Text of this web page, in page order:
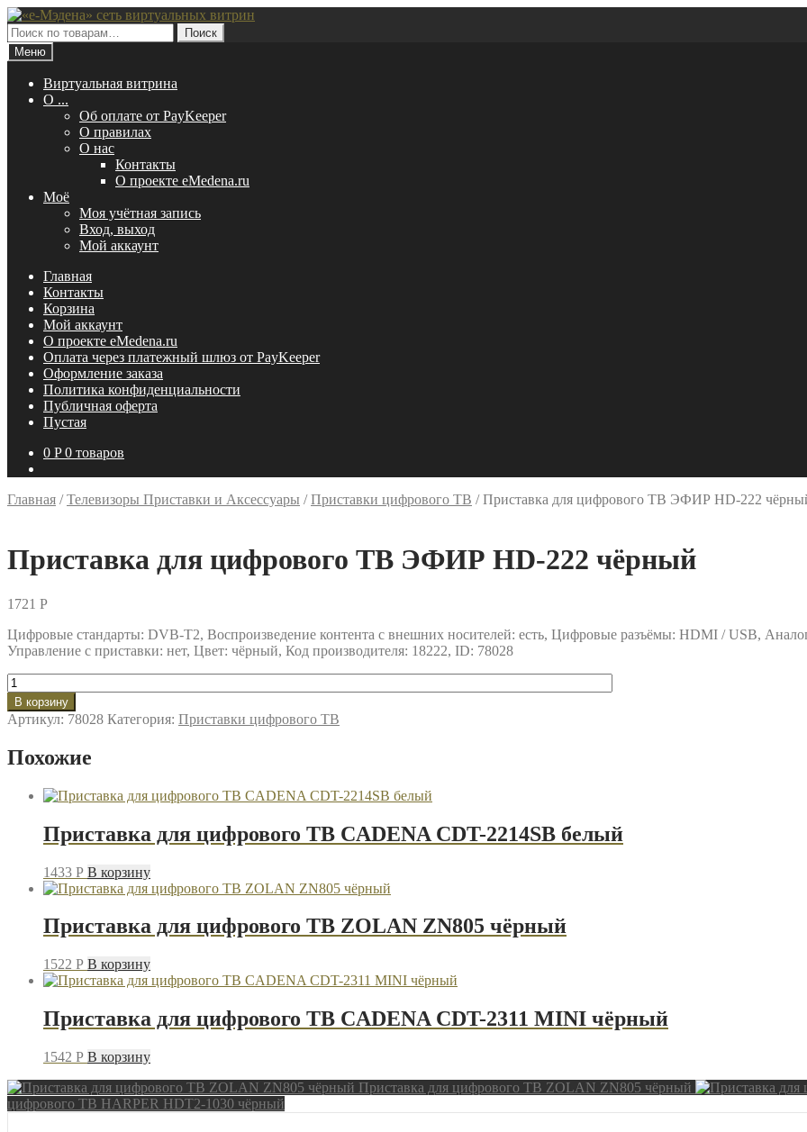
Перейти
к
навигации
Перейти
к
содержимому
Искать:
Поиск
Меню
Виртуальная витрина
O ...
Об оплате от PayKeeper
О правилах
О нас
Контакты
О проекте eMedena.ru
Моё
Моя учётная запись
Вход, выход
Мой аккаунт
Главная
Контакты
Корзина
Мой аккаунт
О проекте eMedena.ru
Оплата через платежный шлюз от PayKeeper
Оформление заказа
Политика конфиденциальности
Публичная оферта
Пустая
0 P 0 товаров
Главная /Телевизоры Приставки и Аксессуары /Приставки цифрового ТВ /Приставка для цифрового ТВ ЭФИР HD-222
Приставка для цифрового ТВ ЭФИР HD-222 чёрный
1721 P
Цифровые стандарты: DVB-T2, Воспроизведение контента с внешних носителей: есть, Цифровые разъёмы: HDMI / USB,
Управление с приставки: нет, Цвет: чёрный, Код производителя: 18222, ID: 78028
Количество
товара
Приставка
для
ТВ
HD-
чёрный
В корзину
Артикул: 78028 Категория: Приставки цифрового ТВ
Похожие
Приставка для цифрового ТВ CADENA CDT-2214SB белый
1433 P В корзину
Приставка для цифрового ТВ ZOLAN ZN805 чёрный
1522 P В корзину
Приставка для цифрового ТВ CADENA CDT-2311 MINI чёрный
1542 P В корзину
Приставка для цифрового ТВ ZOLAN ZN805 чёрный
цифрового ТВ HARPER HDT2-1030 чёрный